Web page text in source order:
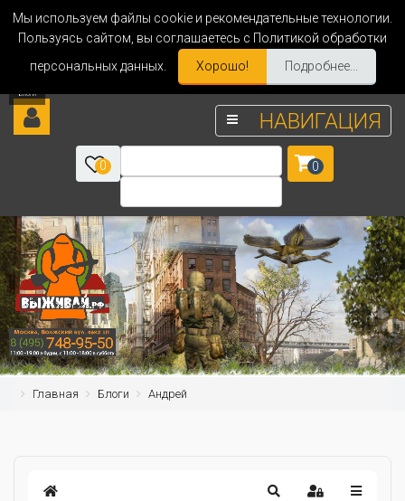
Мы используем файлы cookie и рекомендательные технологии.
Пользуясь сайтом, вы соглашаетесь с Политикой обработки
персональных данных.
Хорошо! Подробнее...
НАВИГАЦИЯ
0 0
Главная Блоги Андрей